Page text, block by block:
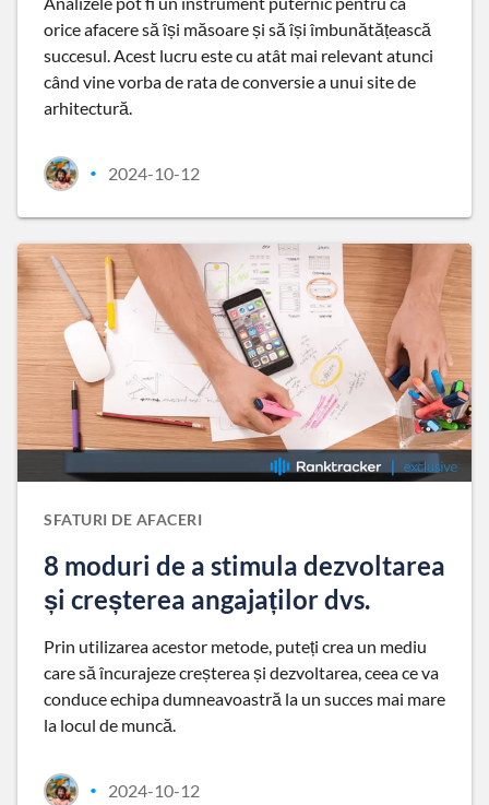
orice afacere să își măsoare și să își îmbunătățească
succesul. Acest lucru este cu atât mai relevant atunci
când vine vorba de rata de conversie a unui site de
arhitectură.
• 2024-10-12
SFATURI DE AFACERI
8 moduri de a stimula dezvoltarea
și creșterea angajaților dvs.
Prin utilizarea acestor metode, puteți crea un mediu
care să încurajeze creșterea și dezvoltarea, ceea ce va
conduce echipa dumneavoastră la un succes mai mare
la locul de muncă.
• 2024-10-12